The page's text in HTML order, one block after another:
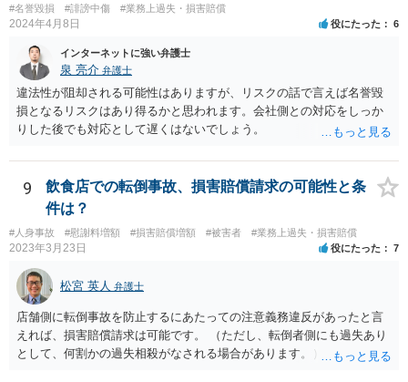
定は、労働基準法16条違反となります。したがって、「労働者」であ
ると主張し、労働基準法16条を根拠に20万円の支払を拒むことは考え
られます（ただしその場合も、現実に発生した損害分を別途請求され
ることはあり得ます）。 また「労働者」であるといえる場合、研修
期間とはいえ業務として研修への参加が強制されているのであれば、
研修期間分の報酬も請求できる可能性があります。すなわち、業務と
の関連性が認められる研修について、それが使用者の明示・黙示の指
示に基づくもので、その参加が事実上強制されている場合には、労働
の関連性が薄くても労働時間性が認められる場合もあります。研修に
労働時間性が認められる場合、少なくとも最低賃金分で計算した額を
請求することなどが考えられます。 これらのことは一般論であり、
本件にどうあてはまるのかは具体的な事情を詳しく聞かないと判断で
きないことですので、一度弁護士に相談されてもよいかと思います。
#名誉毀損 #誹謗中傷 #業務上過失・損害賠償
2024年4月8日 役にたった 6
インターネットに強い弁護士
泉 亮介 弁護士
違法性が阻却される可能性はありますが、リスクの話で言えば名誉毀
損となるリスクはあり得るかと思われます。会社側との対応をしっか
りした後でも対応として遅くはないでしょう。
9
飲食店での転倒事故、損害賠償請求の可能性と条
件は？
#人身事故 #慰謝料増額 #損害賠償増額 #被害者 #業務上過失・損害賠償
2023年3月23日 役にたった 7
松宮 英人 弁護士
店舗側に転倒事故を防止するにあたっての注意義務違反があったと言
えれば、損害賠償請求は可能です。 （ただし、転倒者側にも過失あり
として、何割かの過失相殺がなされる場合があります。） 注意義務違